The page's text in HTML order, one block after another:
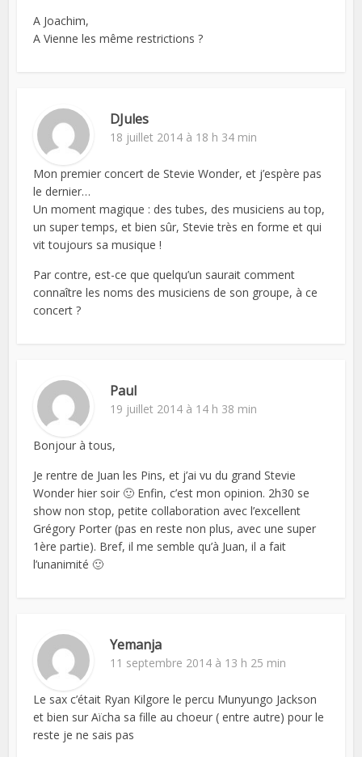
A Joachim,
A Vienne les même restrictions ?
DJules
18 juillet 2014 à 18 h 34 min
Mon premier concert de Stevie Wonder, et j’espère pas
le dernier…
Un moment magique : des tubes, des musiciens au top,
un super temps, et bien sûr, Stevie très en forme et qui
vit toujours sa musique !
Par contre, est-ce que quelqu’un saurait comment
connaître les noms des musiciens de son groupe, à ce
concert ?
Paul
19 juillet 2014 à 14 h 38 min
Bonjour à tous,
Je rentre de Juan les Pins, et j’ai vu du grand Stevie
Wonder hier soir 🙂 Enfin, c’est mon opinion. 2h30 se
show non stop, petite collaboration avec l’excellent
Grégory Porter (pas en reste non plus, avec une super
1ère partie). Bref, il me semble qu’à Juan, il a fait
l’unanimité 🙂
Yemanja
11 septembre 2014 à 13 h 25 min
Le sax c’était Ryan Kilgore le percu Munyungo Jackson
et bien sur Aïcha sa fille au choeur ( entre autre) pour le
reste je ne sais pas